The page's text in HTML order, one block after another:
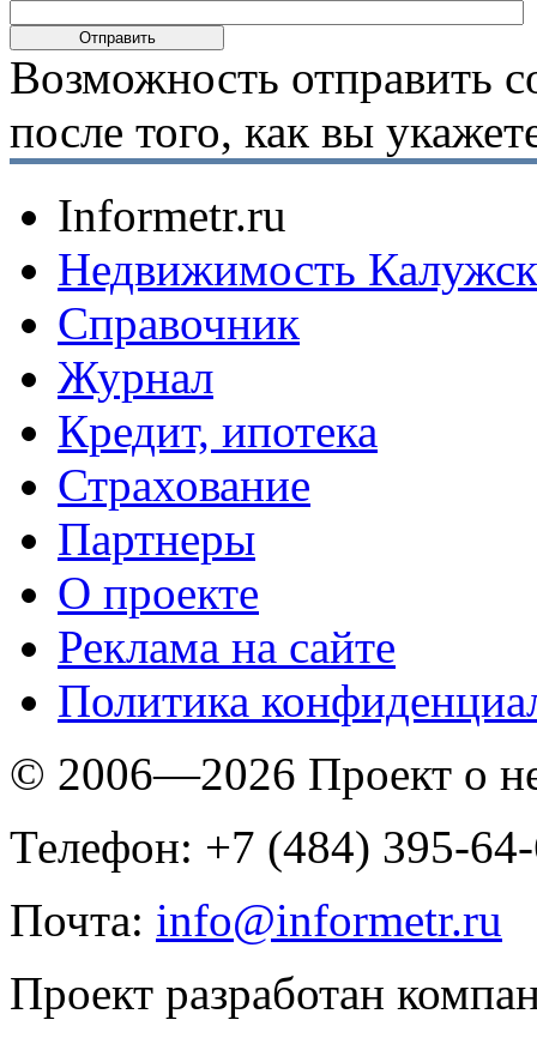
Возможность отправить
после того, как вы
Informetr.ru
Недвижимость
Справочник
Журнал
Кредит, ипотека
Страхование
Партнеры
O проекте
Реклама на сайте
Политика
© 2006—2026 Проект о
Телефон: +7 (484) 395-
Почта: info@informetr.ru
Проект разработан